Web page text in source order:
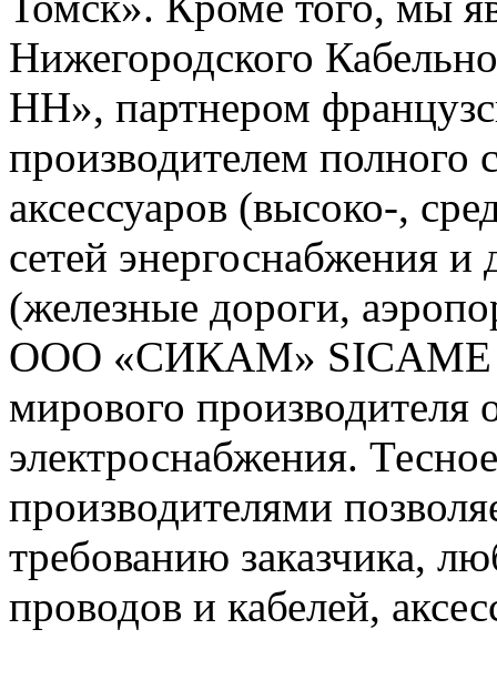
Нижегородского
НН», партнером
производителем полного
аксессуаров (высоко-,
сетей энергоснабжения
(железные дороги,
ООО «СИКАМ» SICAME
мирового производителя
электроснабжения.
производителями
требованию заказчика,
проводов и кабелей,